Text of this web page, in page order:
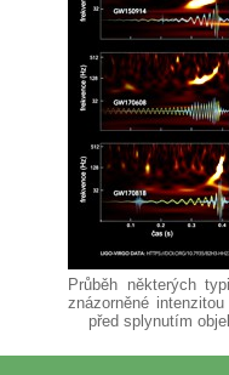
Průběh některých
znázorněné
před splynutím